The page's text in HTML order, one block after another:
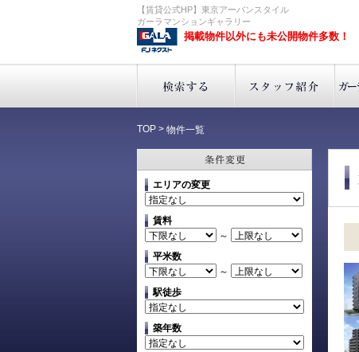
【賃貸公式HP】東京アーバンスタイル
ガーラマンションギャラリー
掲載物件以外にも未公開物件多数！
TOP > 物件一覧
エリアの変更
賃料
～
平米数
～
駅徒歩
築年数